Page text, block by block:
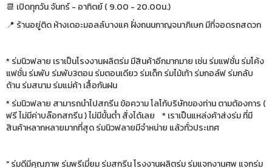
📆 เปิดทุกวัน จันทร์ - อาทิตย์ ( 9.00 - 20.00น.)
📍 ร้านอยู่ติด ห้างเดอะมอลล์บางแค ฝั่งถนนกาญจนาภิเษก มีที่จอดรถสดวก
* ร่มนิวฟลาย เราเป็นโรงงานผลิตร่ม มีสินค้าอีกมากมาย เช่น ร่มแฟชั่น ร่มโค้ง
แฟชั่น ร่มพับ ร่มพับ3ตอน ร่มตอนเดียว ร่มเด็ก ร่มไม้เท้า ร่มกอล์ฟ ร่มกลับ
ด้าน ร่มสนาม ร่มแม่ค้า เสื้อกันฝน
* ร่มนิวฟลาย สามารถนำไปสกรีน ข้อความ โลโก้บริษัทของท่าน ตามต้องการ (
ฟรี ไม่มีค่าบล๊อกสกรีน ) ไม่มีขั้นต่ำ สั่งได้เลย * เราเป็นแหล่งค้าส่งร่ม ที่มี
สินค้าหลากหลายมากที่สุด ร่มนิวฟลายมีจำหน่าย แล้วทั่วประเทศ
" ร่มดีมีคุณภาพ ร่มพรีเมี่ยม ร่มสกรีน โรงงานผลิตร่ม ร่มแจกงานศพ แจกร่ม